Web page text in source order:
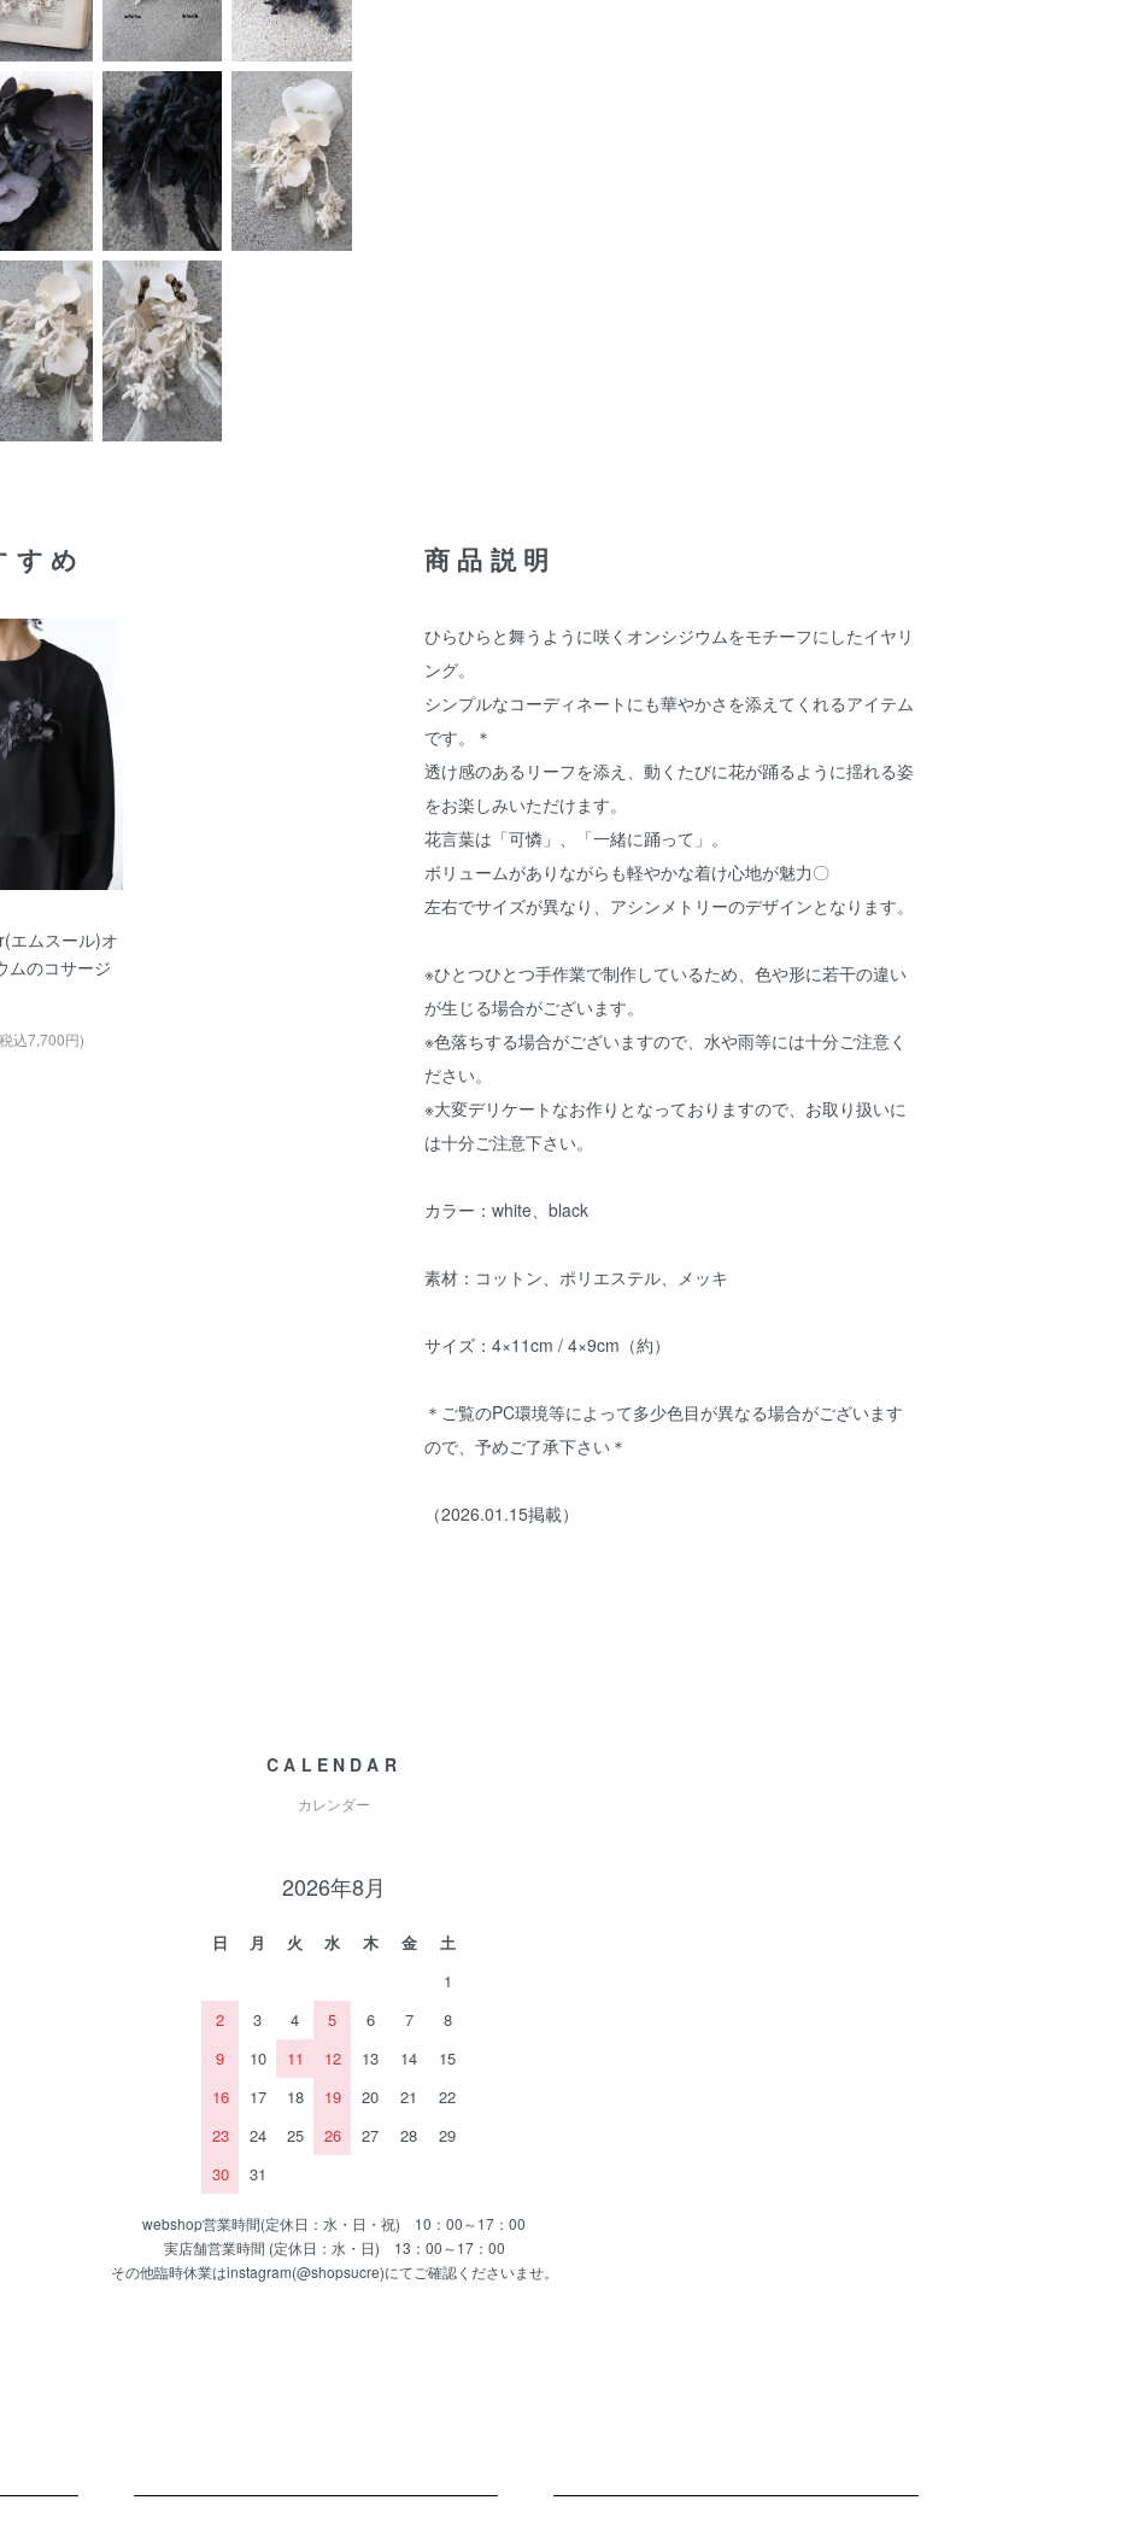
商品説明
ひらひらと舞うように咲くオンシジウムをモチーフにしたイヤリ
ング。
シンプルなコーディネートにも華やかさを添えてくれるアイテム
です。＊
透け感のあるリーフを添え、動くたびに花が踊るように揺れる姿
をお楽しみいただけます。
花言葉は「可憐」、「一緒に踊って」。
ボリュームがありながらも軽やかな着け心地が魅力〇
左右でサイズが異なり、アシンメトリーのデザインとなります。
※ひとつひとつ手作業で制作しているため、色や形に若干の違い
が生じる場合がございます。
※色落ちする場合がございますので、水や雨等には十分ご注意く
ださい。
※大変デリケートなお作りとなっておりますので、お取り扱いに
は十分ご注意下さい。
カラー：white、black
素材：コットン、ポリエステル、メッキ
サイズ：4×11cm / 4×9cm（約）
＊ご覧のPC環境等によって多少色目が異なる場合がございます
ので、予めご了承下さい＊
（2026.01.15掲載）
すめ
エムスール)オ
ムのコサージ
込7,700円)
CALENDAR
カレンダー
2026年8月
日 月 火 水 木 金
土
1
2
3 4 5 6 7
8
9
10 11 12 13 14
15
16
17 18 19 20 21
22
23
24 25 26 27 28
29
30
31
webshop営業時間(定休日：水・日・祝) 10：00～17：00
実店舗営業時間 (定休日：水・日) 13：00～17：00
その他臨時休業はinstagram(@shopsucre)にてご確認くださいませ。